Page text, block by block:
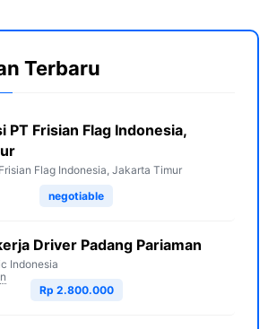
Terbaru
PT Frisian Flag Indonesia,
Flag Indonesia, Jakarta Timur
negotiable
Driver Padang Pariaman
Indonesia
Rp 2.800.000